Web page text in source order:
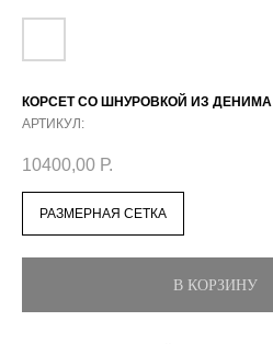
КОРСЕТ СО ШНУРОВКОЙ ИЗ ДЕНИМА
АРТИКУЛ:
10400,00 Р.
РАЗМЕРНАЯ СЕТКА
В КОРЗИНУ